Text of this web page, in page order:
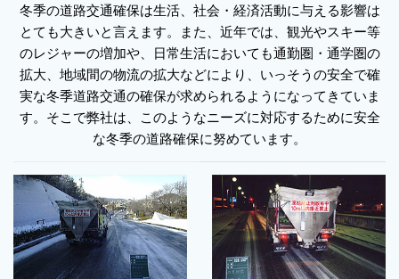
冬季の道路交通確保は生活、社会・経済活動に与える影響は
とても大きいと言えます。また、近年では、観光やスキー等
のレジャーの増加や、日常生活においても通勤圏・通学圏の
拡大、地域間の物流の拡大などにより、いっそうの安全で確
実な冬季道路交通の確保が求められるようになってきていま
す。そこで弊社は、このようなニーズに対応するために安全
な冬季の道路確保に努めています。